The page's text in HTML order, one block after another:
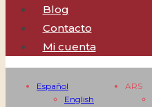
Blog
Contacto
Mi cuenta
Español
English
ARS